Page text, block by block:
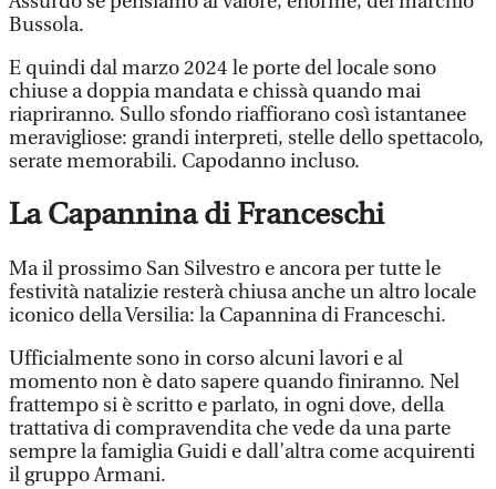
Bussola.
E quindi dal marzo 2024 le porte del locale sono
chiuse a doppia mandata e chissà quando mai
riapriranno. Sullo sfondo riaffiorano così istantanee
meravigliose: grandi interpreti, stelle dello spettacolo,
serate memorabili. Capodanno incluso.
La Capannina di Franceschi
Ma il prossimo San Silvestro e ancora per tutte le
festività natalizie resterà chiusa anche un altro locale
iconico della Versilia: la Capannina di Franceschi.
Ufficialmente sono in corso alcuni lavori e al
momento non è dato sapere quando finiranno. Nel
frattempo si è scritto e parlato, in ogni dove, della
trattativa di compravendita che vede da una parte
sempre la famiglia Guidi e dall’altra come acquirenti
il gruppo Armani.